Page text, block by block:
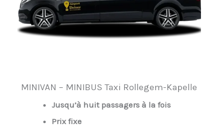
MINIVAN – MINIBUS Taxi Rollegem-Kapelle
Jusqu’à huit passagers à la fois
Prix fixe